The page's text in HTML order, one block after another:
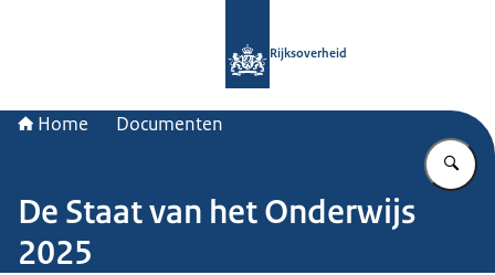
Rijksoverheid
Home Documenten
De Staat van het Onderwijs
2025